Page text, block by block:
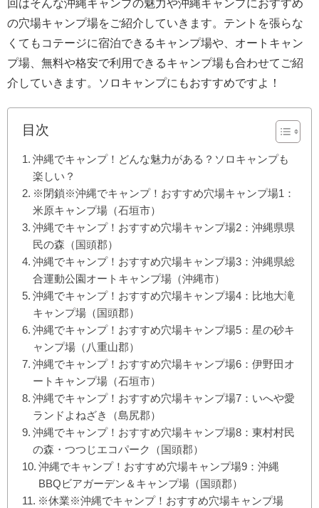
回はそんな沖縄キャンプの魅力や沖縄キャンプにおすすめ
の穴場キャンプ場をご紹介していきます。テントを張らな
くてもコテージに宿泊できるキャンプ場や、オートキャン
プ場、無料や格安で利用できるキャンプ場も合わせてご紹
介していきます。ソロキャンプにもおすすめですよ！
目次
沖縄でキャンプ！どんな魅力がある？ソロキャンプも
楽しい？
※閉鎖※沖縄でキャンプ！おすすめ穴場キャンプ場1：
米原キャンプ場（石垣市）
沖縄でキャンプ！おすすめ穴場キャンプ場2：沖縄県県
民の森（国頭郡）
沖縄でキャンプ！おすすめ穴場キャンプ場3：沖縄県総
合運動公園オートキャンプ場（沖縄市）
沖縄でキャンプ！おすすめ穴場キャンプ場4：比地大滝
キャンプ場（国頭郡）
沖縄でキャンプ！おすすめ穴場キャンプ場5：星の砂キ
ャンプ場（八重山郡）
沖縄でキャンプ！おすすめ穴場キャンプ場6：伊野田オ
ートキャンプ場（石垣市）
沖縄でキャンプ！おすすめ穴場キャンプ場7：いへや愛
ランドよねざき（島尻郡）
沖縄でキャンプ！おすすめ穴場キャンプ場8：東村村民
の森・つつじエコパーク（国頭郡）
沖縄でキャンプ！おすすめ穴場キャンプ場9：沖縄
BBQビアガーデン＆キャンプ場（国頭郡）
※休業※沖縄でキャンプ！おすすめ穴場キャンプ場